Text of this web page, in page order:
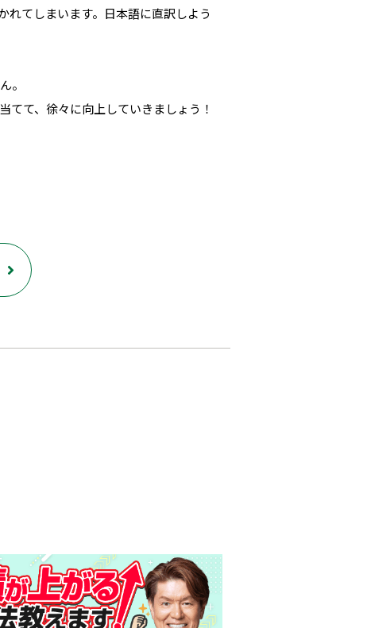
れてしまいます。日本語に直訳しよう
。
て、徐々に向上していきましょう！